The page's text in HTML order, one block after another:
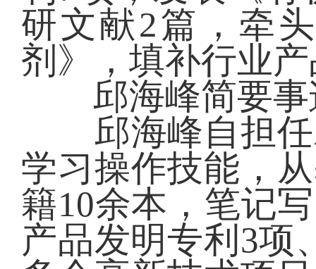
研文献2篇，牵
剂》，填补行业
邱海峰简要事
邱海峰自担任
学习操作技能，
籍10余本，笔记
产品发明专利3项